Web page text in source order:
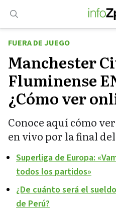
contenido
FUERA DE JUEGO
Manchester
Fluminense
¿Cómo ver
Conoce aquí cómo
en vivo por la final
Superliga de Europa:
todos los partidos»
¿De cuánto será el
de Perú?